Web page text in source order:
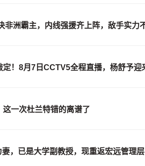
非洲霸主，内线强援齐上阵，敌手实力
！8月7日CCTV5全程直播，杨舒予迎
一次杜兰特错的离谱了
，已是大学副教授，现重返宏远管理层